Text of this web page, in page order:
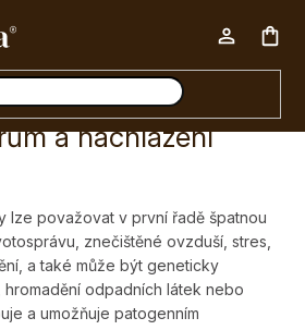
nad 500 Kč dárek zdarma 📦
a nachlazení
lze považovat v první řadě špatnou
znečištěné ovzduší, stres,
a také může být geneticky
hromadění odpadních látek nebo
a umožňuje patogenním